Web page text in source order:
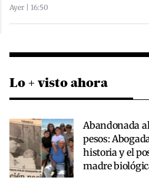
Ayer | 16:50
Lo + visto ahora
Abandonada
pesos:
historia y el
madre